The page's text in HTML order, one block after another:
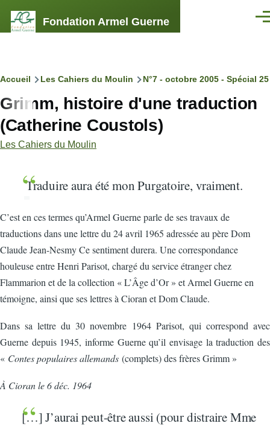
Fondation Armel Guerne
Fil
d'Ariane
Accueil Les Cahiers du Moulin N°7 - octobre 2005 - Spécial
Grimm, histoire d'une traduction
(Catherine Coustols)
Les Cahiers du Moulin
Traduire aura été mon Purgatoire, vraiment.
C’est en ces termes qu’Armel Guerne parle de ses travaux de
traductions dans une lettre du 24 avril 1965 adressée au père Dom
Claude Jean-Nesmy Ce sentiment durera. Une correspondance
houleuse entre Henri Parisot, chargé du service étranger chez
Flammarion et de la collection « L’Âge d’Or » et Armel Guerne en
témoigne, ainsi que ses lettres à Cioran et Dom Claude.
Dans sa lettre du 30 novembre 1964 Parisot, qui correspond avec
Guerne depuis 1945, informe Guerne qu’il envisage la traduction des
« Contes populaires allemands (complets) des frères Grimm »
À Cioran le 6 déc. 1964
[…] J’aurai peut-être aussi (pour distraire Mme